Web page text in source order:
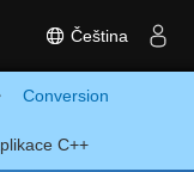
Čeština
Conversion
C++